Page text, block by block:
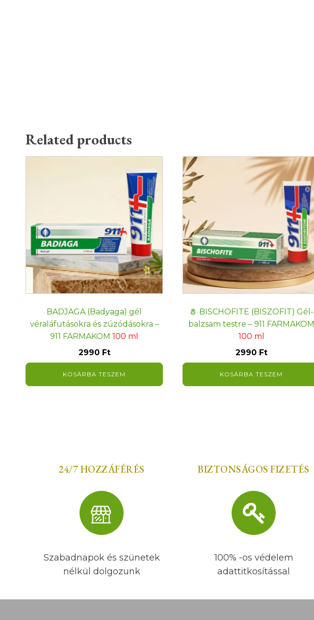
Related products
BADJAGA (Badyaga) gél
véraláfutásokra és zúzódásokra –
911 FARMAKOM 100 ml
2990 Ft
KOSÁRBA TESZEM
🧂 BISCHOFITE (BISZOFIT) Gél-
balzsam testre – 911 FARMAKOM
100 ml
2990 Ft
KOSÁRBA TESZEM
24/7 HOZZÁFÉRÉS
Szabadnapok és szünetek
nélkül dolgozunk
BIZTONSÁGOS FIZETÉS
100% -os védelem
adattitkosítással